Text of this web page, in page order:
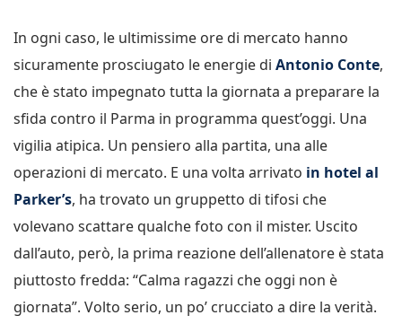
In ogni caso, le ultimissime ore di mercato hanno
sicuramente prosciugato le energie di Antonio Conte,
che è stato impegnato tutta la giornata a preparare la
sfida contro il Parma in programma quest’oggi. Una
vigilia atipica. Un pensiero alla partita, una alle
operazioni di mercato. E una volta arrivato in hotel al
Parker’s, ha trovato un gruppetto di tifosi che
volevano scattare qualche foto con il mister. Uscito
dall’auto, però, la prima reazione dell’allenatore è stata
piuttosto fredda: “Calma ragazzi che oggi non è
giornata”. Volto serio, un po’ crucciato a dire la verità.